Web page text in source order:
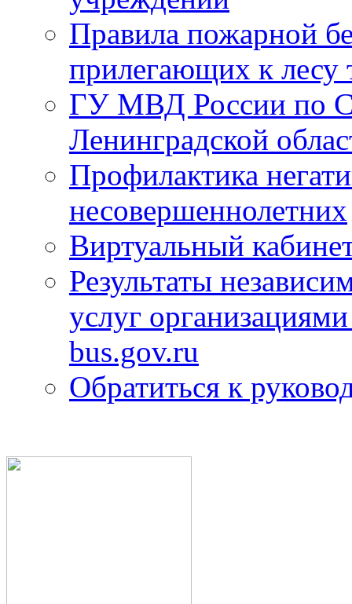
Правила пожарной
прилегающих к лесу
ГУ МВД России по
Ленинградской
Профилактика
несовершеннолетних
Виртуальный
Результаты
услуг
bus.gov.ru
Обратиться к